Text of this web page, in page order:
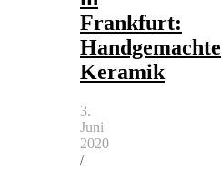
Frankfurt:
Handgemachte
Keramik
3.
Juni
2020
/